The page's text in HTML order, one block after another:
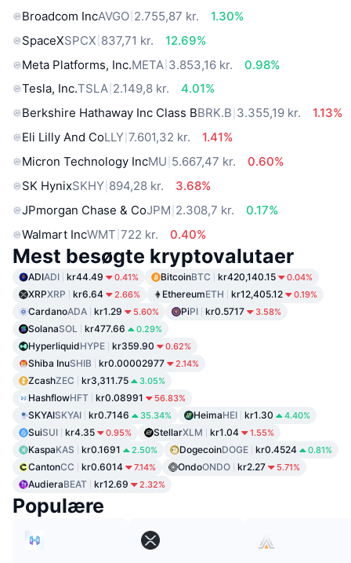
Broadcom IncAVGO 2.755,87 kr.
1.30%
SpaceXSPCX 837,71 kr.
12.69%
Meta Platforms, Inc.META 3.853,16 kr.
0.98%
Tesla, Inc.TSLA 2.149,8 kr.
4.01%
Berkshire Hathaway Inc Class BBRK.B 3.355,19 kr.
1.13%
Eli Lilly And CoLLY 7.601,32 kr.
1.41%
Micron Technology IncMU 5.667,47 kr.
0.60%
SK HynixSKHY 894,28 kr.
3.68%
JPmorgan Chase & CoJPM 2.308,7 kr.
0.17%
Walmart IncWMT 722 kr. 0.40%
Mest besøgte kryptovalutaer
ADIADI kr44.49 0.41% BitcoinBTC kr420,140.15 0.04%
XRPXRP kr6.64 2.66% EthereumETH kr12,405.12 0.19%
CardanoADA kr1.29 5.60% PiPI kr0.5717 3.58%
SolanaSOL kr477.66 0.29%
HyperliquidHYPE kr359.90 0.62%
Shiba InuSHIB kr0.00002977 2.14%
ZcashZEC kr3,311.75 3.05%
HashflowHFT kr0.08991 56.83%
SKYAISKYAI kr0.7146 35.34% HeimaHEI kr1.30 4.40%
SuiSUI kr4.35 0.95% StellarXLM kr1.04 1.55%
KaspaKAS kr0.1691 2.50% DogecoinDOGE kr0.4524 0.81%
CantonCC kr0.6014 7.14% OndoONDO kr2.27 5.71%
AudieraBEAT kr12.69 2.32%
Populære